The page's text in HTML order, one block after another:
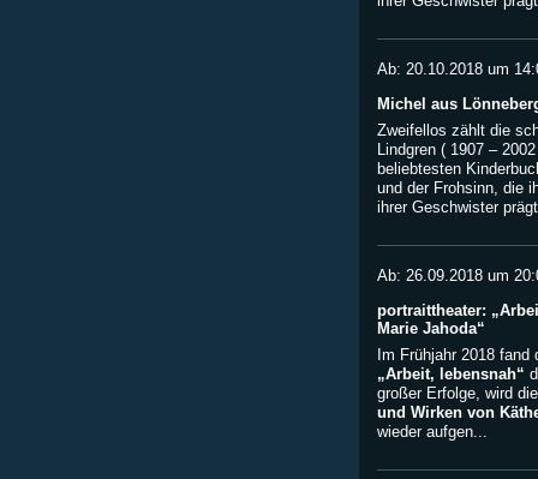
Ab: 20.10.2018 um
Michel aus
Zweifellos zählt die
Lindgren ( 1907 –
beliebtesten
und der Frohsinn, die
ihrer Geschwister
Ab: 26.09.2018 um
portraittheater:
Marie Jahoda“
Im Frühjahr 2018 fand
„Arbeit, lebensnah“
großer Erfolge, wird
und Wirken von
wieder aufgen...